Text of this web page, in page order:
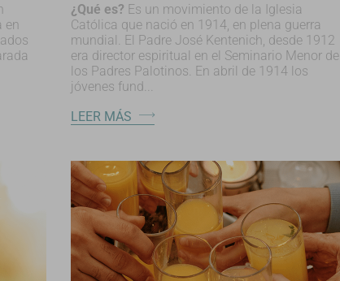
en
¿Qué es? Es un movimiento de la Iglesia
Católica que nació en 1914, en plena guerra
mundial. El Padre José Kentenich, desde 1912
era director espiritual en el Seminario Menor de
los Padres Palotinos. En abril de 1914 los
jóvenes fund...
LEER MÁS